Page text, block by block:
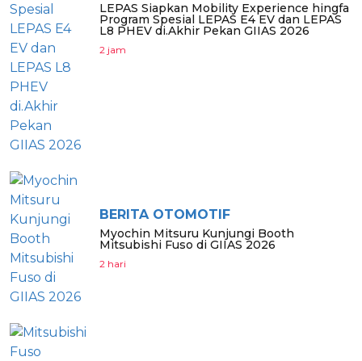
LEPAS Siapkan Mobility Experience hingfa
Program Spesial LEPAS E4 EV dan LEPAS
L8 PHEV di.Akhir Pekan GIIAS 2026
2 jam
BERITA OTOMOTIF
Myochin Mitsuru Kunjungi Booth
Mitsubishi Fuso di GIIAS 2026
2 hari